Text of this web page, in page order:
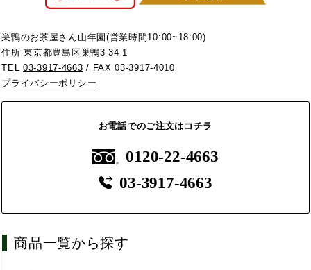
巣鴨のお茶屋さん山年園(営業時間10:00~18:00)
住所 東京都豊島区巣鴨3-34-1
TEL03-3917-4663 / FAX 03-3917-4010
プライバシーポリシー
お電話でのご注文はコチラ
0120-22-4663
03-3917-4663
商品一覧から探す